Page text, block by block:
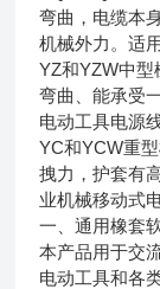
弯曲，电缆本
机械外力。适
YZ和YZW中型
弯曲、能承受
电动工具电源线
YC和YCW重
拽力，护套有
业机械移动式
一、通用橡套
本产品用于交
电动工具和各